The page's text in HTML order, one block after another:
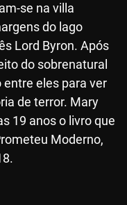
se na villa
do lago
Lord Byron. Após
do sobrenatural
eles para ver
de terror. Mary
19 anos o livro que
Moderno,